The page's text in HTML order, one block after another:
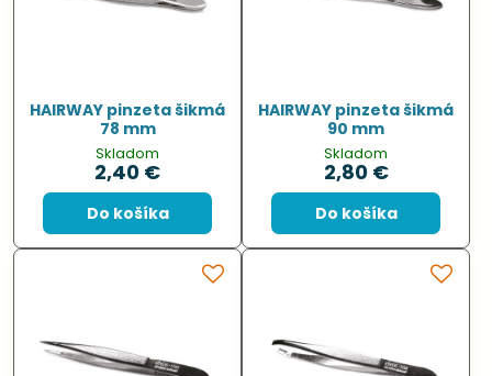
HAIRWAY pinzeta šikmá
78 mm
Skladom
2,40 €
Do košíka
HAIRWAY pinzeta šikmá
90 mm
Skladom
2,80 €
Do košíka